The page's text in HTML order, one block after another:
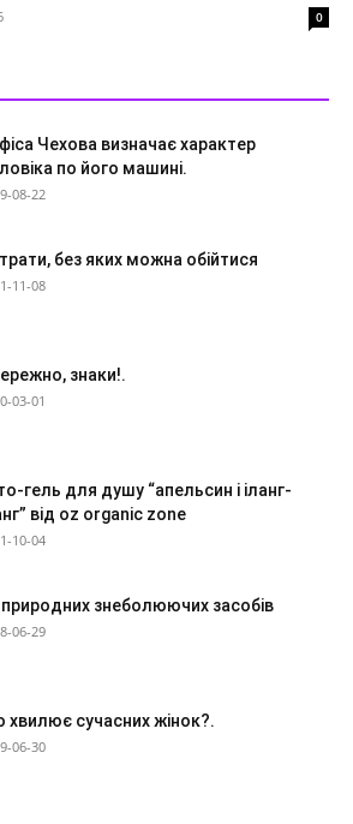
0
Чехова визначає характер
по його машині.
08-22
без яких можна обійтися
11-08
знаки!.
03-01
гель для душу “апельсин і іланг-
від oz organic zone
10-04
природних знеболюючих засобів
06-29
хвилює сучасних жінок?.
06-30